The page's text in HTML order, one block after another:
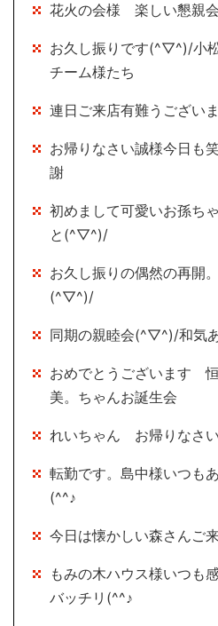
花火の会様 楽しい懇親
お久し振りです(^▽^)/小
チーム様たち
連日ご来店有難うござい
お帰りなさい誠様今日も
謝
初めまして可愛いお孫ち
と(^▽^)/
お久し振りの偶然の再開
(^▽^)/
同期の親睦会(^▽^)/和気
おめでとうございます
美。ちゃんお誕生会
れいちゃん お帰りなさ
転勤です。島中様いつも
(^^♪
今日は懐かしい森さんご
もみの木ハウス様いつ
バッチリ(^^♪